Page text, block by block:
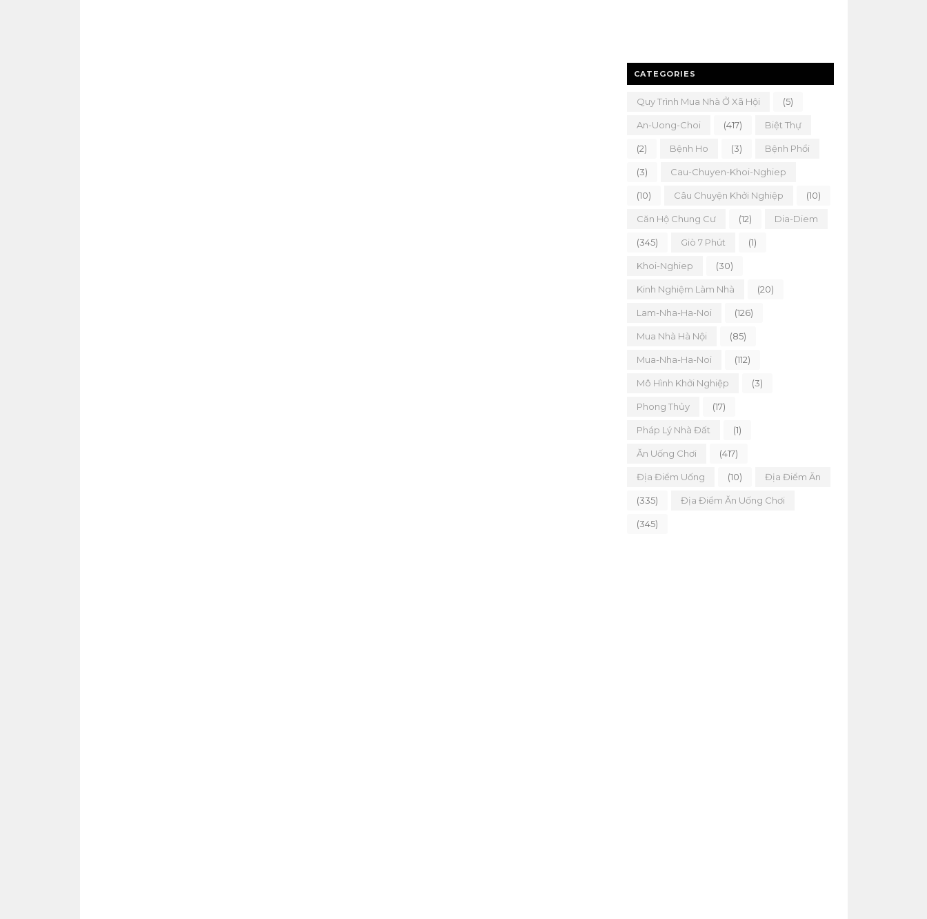
CATEGORIES
Quy Trình Mua Nhà Ở Xã Hội (5)
An-Uong-Choi (417) Biệt Thự
(2) Bệnh Ho (3) Bệnh Phổi
(3) Cau-Chuyen-Khoi-Nghiep
(10) Câu Chuyện Khởi Nghiệp (10)
Căn Hộ Chung Cư (12) Dia-Diem
(345) Giò 7 Phút (1)
Khoi-Nghiep (30)
Kinh Nghiệm Làm Nhà (20)
Lam-Nha-Ha-Noi (126)
Mua Nhà Hà Nội (85)
Mua-Nha-Ha-Noi (112)
Mô Hình Khởi Nghiệp (3)
Phong Thủy (17)
Pháp Lý Nhà Đất (1)
Ăn Uống Chơi (417)
Địa Điểm Uống (10) Địa Điểm Ăn
(335) Địa Điểm Ăn Uống Chơi
(345)